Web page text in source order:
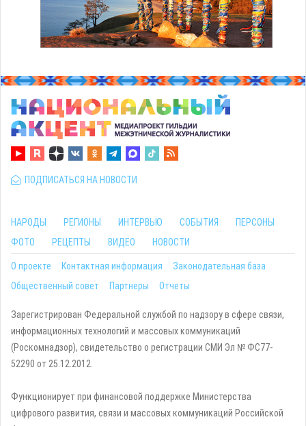
ПОДПИСАТЬСЯ НА НОВОСТИ
НАРОДЫ РЕГИОНЫ ИНТЕРВЬЮ СОБЫТИЯ
ПЕРСОНЫ
ФОТО
РЕЦЕПТЫ ВИДЕО НОВОСТИ
О проекте Контактная информация
Законодательная база
Общественный совет
Партнеры Отчеты
Зарегистрирован Федеральной службой по надзору в сфере связи,
информационных технологий и массовых коммуникаций
(Роскомнадзор), свидетельство о регистрации СМИ Эл № ФС77-
52290 от 25.12.2012.
Функционирует при финансовой поддержке Министерства
цифрового развития, связи и массовых коммуникаций Российской